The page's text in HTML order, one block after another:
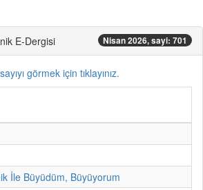
E-Dergisi Nisan 2026, sayi: 701
görmek için tıklayınız.
İle Büyüdüm, Büyüyorum